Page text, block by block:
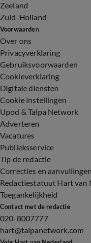
Zeeland
Zuid-Holland
Voorwaarden
Over ons
Privacyverklaring
Gebruiksvoorwaarden
Cookieverklaring
Digitale diensten
Cookie instellingen
Upod & Talpa Network
Adverteren
Vacatures
Publieksservice
Tip de redactie
Correcties en aanvullingen
Redactiestatuut Hart van
Toegankelijkheid
Contact met de redactie
020-8007777
hart@talpanetwork.com